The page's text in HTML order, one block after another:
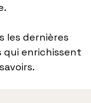
les dernières
enrichissent